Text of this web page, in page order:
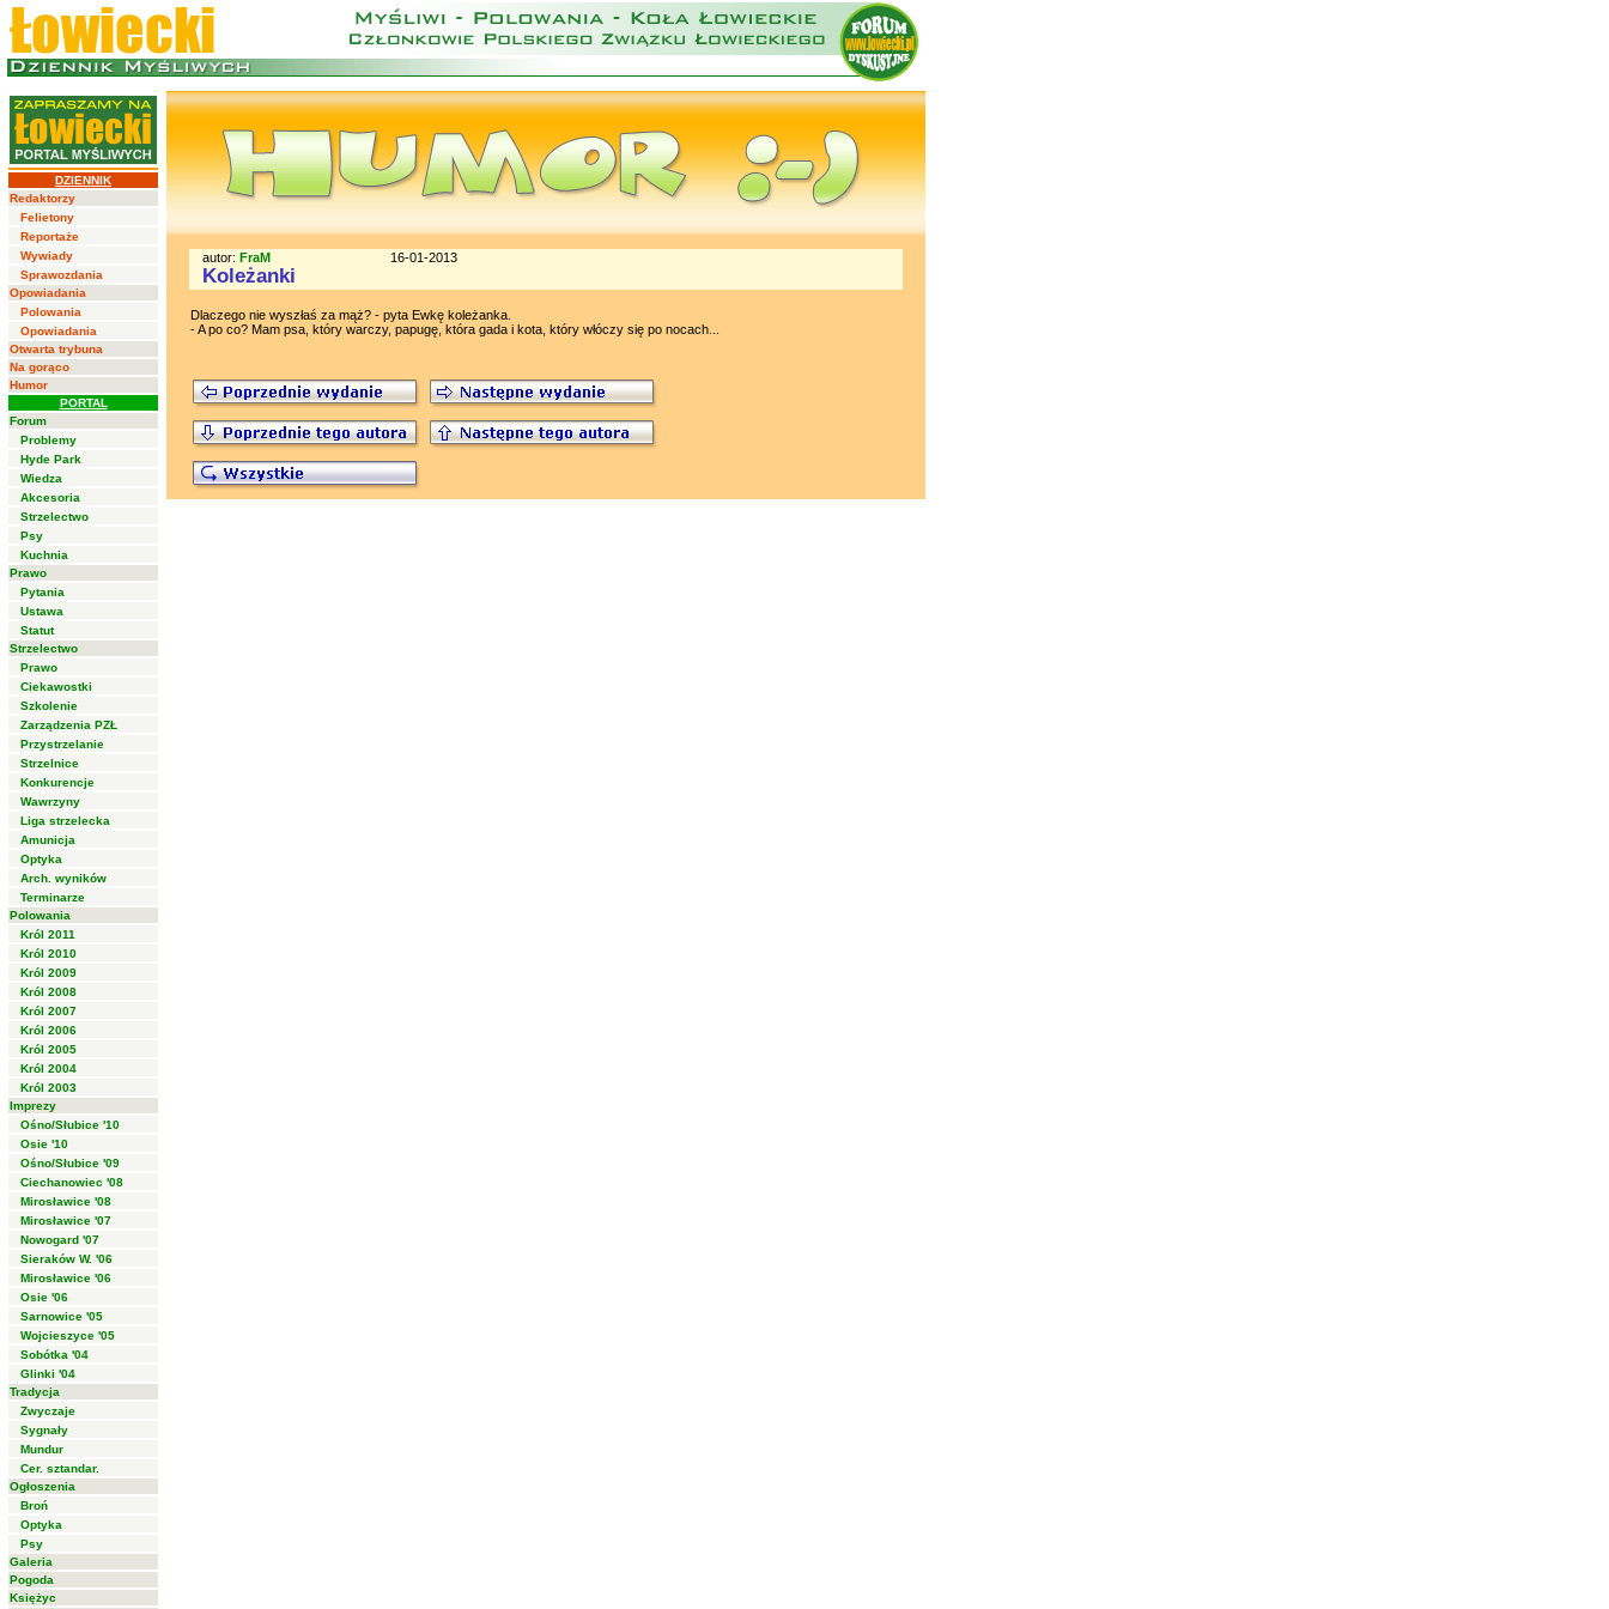
DZIENNIK
Redaktorzy
Felietony
Reportaże
Wywiady
Sprawozdania
Opowiadania
Polowania
Opowiadania
Otwarta trybuna
Na gorąco
Humor
PORTAL
Forum
Problemy
Hyde Park
Wiedza
Akcesoria
Strzelectwo
Psy
Kuchnia
Prawo
Pytania
Ustawa
Statut
Strzelectwo
Prawo
Ciekawostki
Szkolenie
Zarządzenia PZŁ
Przystrzelanie
Strzelnice
Konkurencje
Wawrzyny
Liga strzelecka
Amunicja
Optyka
Arch. wyników
Terminarze
Polowania
Król 2011
Król 2010
Król 2009
Król 2008
Król 2007
Król 2006
Król 2005
Król 2004
Król 2003
Imprezy
Ośno/Słubice '10
Osie '10
Ośno/Słubice '09
Ciechanowiec '08
Mirosławice '08
Mirosławice '07
Nowogard '07
Sieraków W. '06
Mirosławice '06
Osie '06
Sarnowice '05
Wojcieszyce '05
Sobótka '04
Glinki '04
Tradycja
Zwyczaje
Sygnały
Mundur
Cer. sztandar.
Ogłoszenia
Broń
Optyka
Psy
Galeria
Pogoda
Księżyc
autor: FraM 16-01-2013
Koleżanki
Dlaczego nie wyszłaś za mąż? - pyta Ewkę koleżanka.
- A po co? Mam psa, który warczy, papugę, która gada i kota, który włóczy się po nocach...